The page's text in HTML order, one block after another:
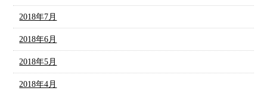
2018年7月
2018年6月
2018年5月
2018年4月